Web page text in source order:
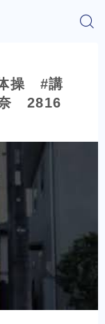
操 #講
2816